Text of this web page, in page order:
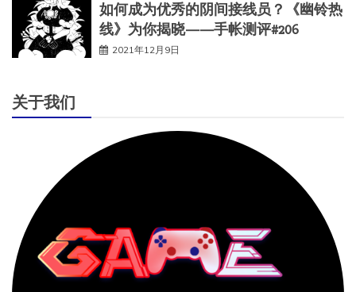
如何成为优秀的阴间接线员？《幽铃热
线》为你揭晓——手帐测评#206
2021年12月9日
关于我们